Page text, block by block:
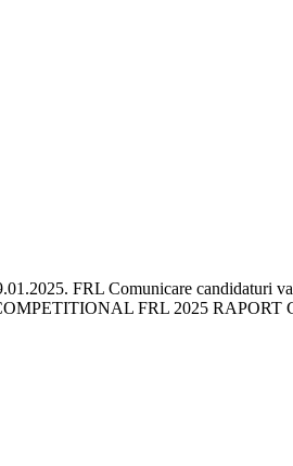
FRL Comunicare candidaturi
FRL 2025 RAPORT